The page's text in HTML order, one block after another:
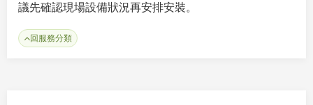
議先確認現場設備狀況再安排安裝。
回服務分類